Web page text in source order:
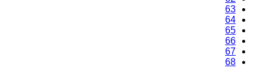
63
64
65
66
67
68